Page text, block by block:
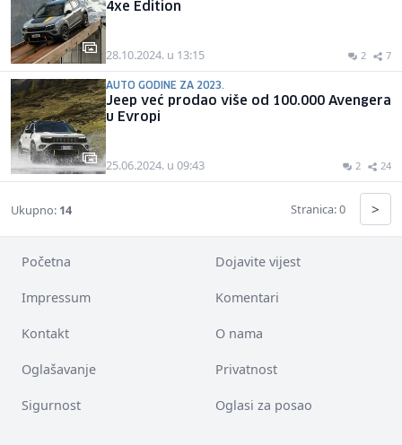
4xe Edition
28.10.2024. u 13:15 2 7
AUTO GODINE ZA 2023.
Jeep već prodao više od 100.000 Avengera
u Evropi
25.06.2024. u 09:43 2 24
Ukupno: 14 Stranica: 0 >
Početna Dojavite vijest
Impressum Komentari
Kontakt O nama
Oglašavanje Privatnost
Sigurnost Oglasi za posao